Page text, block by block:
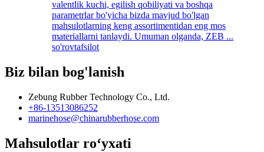
valentlik kuchi, egilish qobiliyati va boshqa
parametrlar bo'yicha bizda mavjud bo'lgan
mahsulotlarning keng assortimentidan eng mos
materiallarni tanlaydi. Umuman olganda, ZEB ...
so'rovtafsilot
Biz bilan bog'lanish
Zebung Rubber Technology Co., Ltd.
+86-13513086252
marinehose@chinarubberhose.com
Mahsulotlar roʻyxati